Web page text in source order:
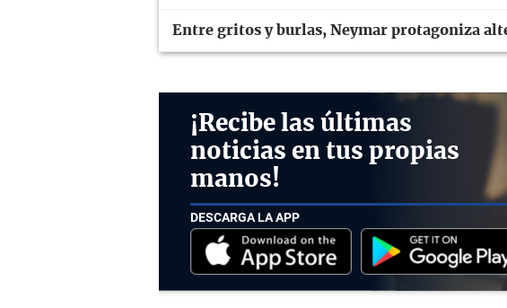
Entre gritos y burlas, Neymar protagoniza
¡Recibe las últimas
noticias en tus propias
manos!
DESCARGA LA APP